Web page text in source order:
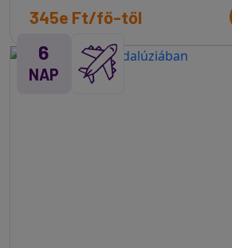
345e Ft/fő-től
6
NAP